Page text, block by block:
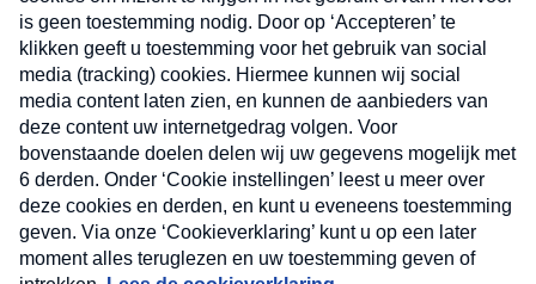
Nieuwsbrief
Neem hier een gratis abonnement op onze
nieuwsbrief. Elke vrijdag- en dinsdagochtend in uw